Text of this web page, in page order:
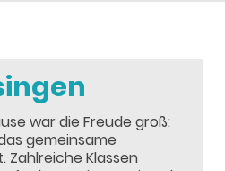
war die Freude groß:
gemeinsame
Zahlreiche Klassen